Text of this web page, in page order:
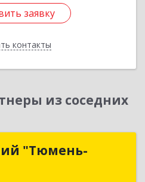
заявку
контакты
заявку
из соседних
"Тюмень-"Тюмень-